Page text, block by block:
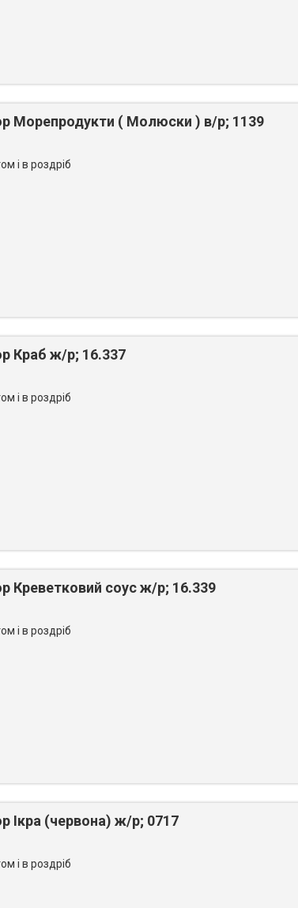
Морепродукти ( Молюски ) в/р; 1139
і в роздріб
Краб ж/р; 16.337
і в роздріб
Креветковий соус ж/р; 16.339
і в роздріб
Ікра (червона) ж/р; 0717
і в роздріб